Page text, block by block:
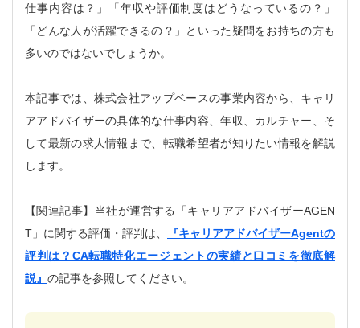
仕事内容は？」「年収や評価制度はどうなっているの？」
「どんな人が活躍できるの？」といった疑問をお持ちの方も
多いのではないでしょうか。
本記事では、株式会社アップベースの事業内容から、キャリ
アアドバイザーの具体的な仕事内容、年収、カルチャー、そ
して最新の求人情報まで、転職希望者が知りたい情報を解説
します。
【関連記事】当社が運営する「キャリアアドバイザーAGEN
T」に関する評価・評判は、
『キャリアアドバイザーAgentの
評判は？CA転職特化エージェントの実績と口コミを徹底解
説』 の記事を参照してください。